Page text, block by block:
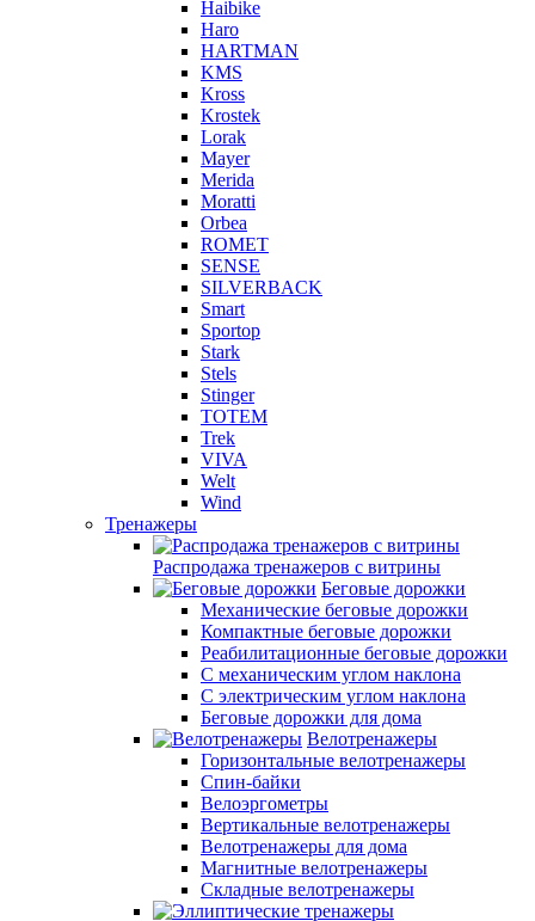
Haibike
Haro
HARTMAN
KMS
Kross
Krostek
Lorak
Mayer
Merida
Moratti
Orbea
ROMET
SENSE
SILVERBACK
Smart
Sportop
Stark
Stels
Stinger
TOTEM
Trek
VIVA
Welt
Wind
Тренажеры
Распродажа тренажеров с витрины
Беговые дорожки
Механические беговые дорожки
Компактные беговые дорожки
Реабилитационные беговые дорожки
С механическим углом наклона
С электрическим углом наклона
Беговые дорожки для дома
Велотренажеры
Горизонтальные велотренажеры
Спин-байки
Велоэргометры
Вертикальные велотренажеры
Велотренажеры для дома
Магнитные велотренажеры
Складные велотренажеры